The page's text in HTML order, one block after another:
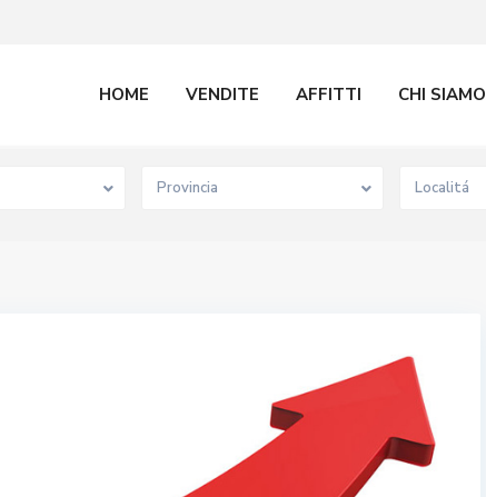
HOME VENDITE AFFITTI CHI SIAMO
Provincia Localitá